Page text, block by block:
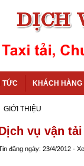
TỨC KHÁCH HÀNG
GIỚI THIỆU
vụ vận
đăng ngày: 23/4/2012 -